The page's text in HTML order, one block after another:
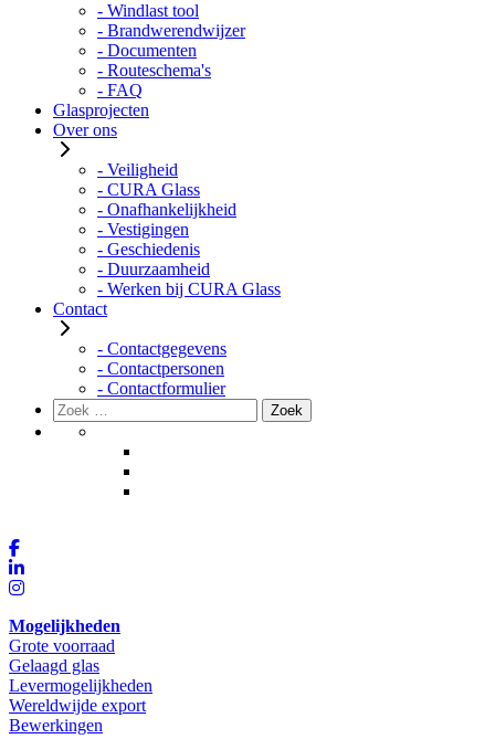
- Windlast tool
- Brandwerendwijzer
- Documenten
- Routeschema's
- FAQ
Glasprojecten
Over ons
- Veiligheid
- CURA Glass
- Onafhankelijkheid
- Vestigingen
- Geschiedenis
- Duurzaamheid
- Werken bij CURA Glass
Contact
- Contactgegevens
- Contactpersonen
- Contactformulier
Zoeken
naar:
Zoek
Mogelijkheden
Grote voorraad
Gelaagd glas
Levermogelijkheden
Wereldwijde export
Bewerkingen